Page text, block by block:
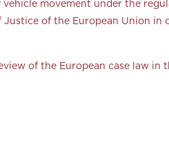
movement under the
of the European Union in
of the European case law in